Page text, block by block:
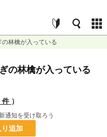
の林檎が入っている
の林檎が入っている
件 ）
通知を受け取ろう
追加